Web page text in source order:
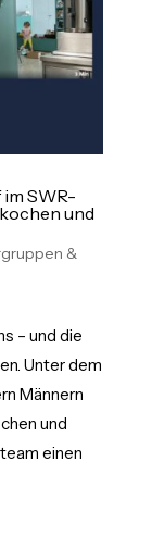
SWR-
und
&
– und die
Unter dem
Männern
und
einen